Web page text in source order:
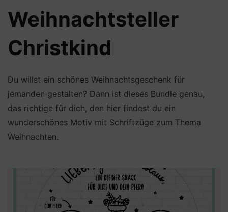
Weihnachtsteller
Christkind
Du willst ein schönes Weihnachtsgeschenk für
jemanden gestalten? Dann ist dieses Bundle genau,
das richtige für dich, den hier findest du ein
wunderschönes Motiv mit Schriftzüge zum Thema
Weihnachten.